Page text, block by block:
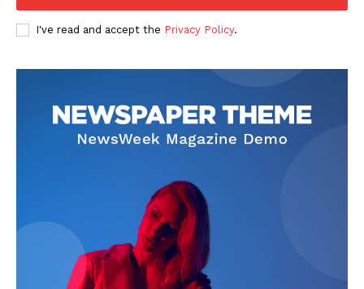
I've read and accept the Privacy Policy.